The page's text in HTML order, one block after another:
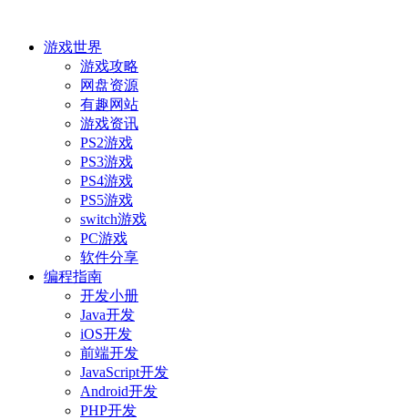
游戏世界
游戏攻略
网盘资源
有趣网站
游戏资讯
PS2游戏
PS3游戏
PS4游戏
PS5游戏
switch游戏
PC游戏
软件分享
编程指南
开发小册
Java开发
iOS开发
前端开发
JavaScript开发
Android开发
PHP开发